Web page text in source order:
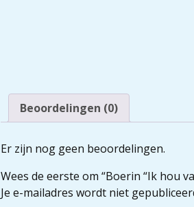
Beoordelingen (0)
Er zijn nog geen beoordelingen.
Wees de eerste om “Boerin “Ik hou
Je e-mailadres wordt niet